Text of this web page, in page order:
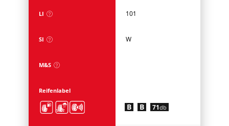
LI 101
SI W
M&S
Reifenlabel
B B 71db